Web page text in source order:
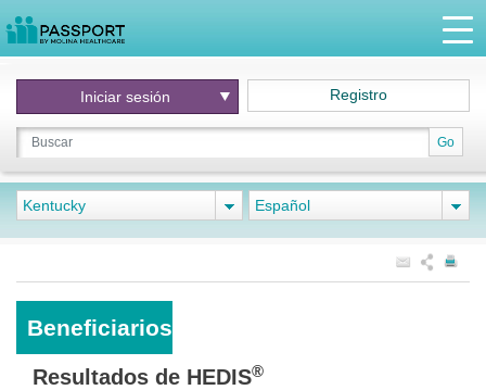
Go
Iniciar sesión Registro
Kentucky Español
Beneficiarios
Resultados de HEDIS®